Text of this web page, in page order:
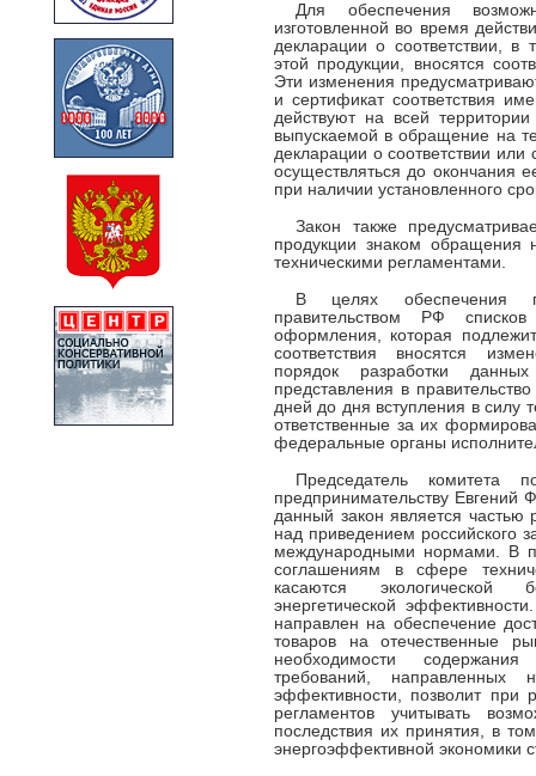
Для обеспечения
изготовленной во время
декларации о соответствии, в
этой продукции, вносятся
Эти изменения
и сертификат соответствия
действуют на всей
выпускаемой в обращение на
декларации о соответствии или
осуществляться до окончания
при наличии установленного
Закон также
продукции знаком обращения
техническими регламентами.
В целях обеспечения
правительством РФ
оформления, которая
соответствия вносятся
порядок разработки
представления в
дней до дня вступления в силу
ответственные за их
федеральные органы
Председатель комитета
предпринимательству Евгений
данный закон является частью
над приведением российского
международными нормами. В
соглашениям в сфере
касаются экологической
энергетической
направлен на обеспечение
товаров на отечественные
необходимости
требований, направленных
эффективности, позволит при
регламентов учитывать
последствия их принятия, в
энергоэффективной экономики